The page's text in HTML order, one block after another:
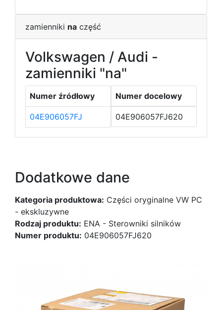
zamienniki na część
Volkswagen / Audi -
zamienniki "na"
Numer źródłowy Numer docelowy
04E906057FJ 04E906057FJ620
Dodatkowe dane
Kategoria produktowa: Części oryginalne VW PC
- ekskluzywne
Rodzaj produktu: ENA - Sterowniki silników
Numer produktu: 04E906057FJ620